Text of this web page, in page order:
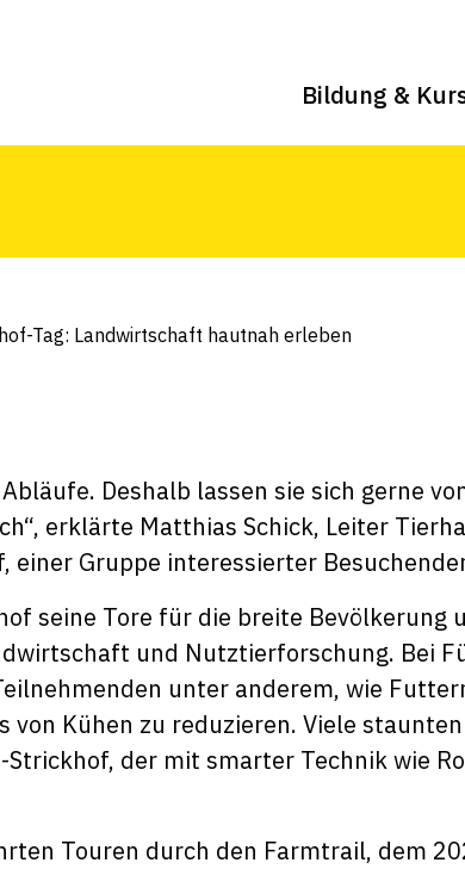
Bildung &
hautnah
breiten Bevölkerung einen
Tag: Landwirtschaft hautnah erleben
Deshalb lassen sie sich gerne
erklärte Matthias Schick, Leiter
Gruppe interessierter
seine Tore für die breite Bevölkerung
und Nutztierforschung. Bei
unter anderem, wie
von Kühen zu reduzieren. Viele
der mit smarter Technik wie
Touren durch den Farmtrail, dem